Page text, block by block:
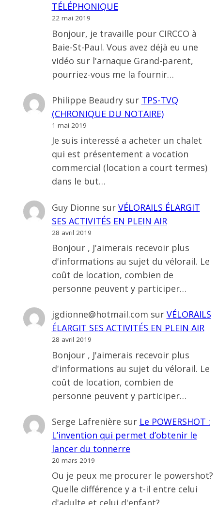
TÉLÉPHONIQUE
22 mai 2019
Bonjour, je travaille pour CIRCCO à
Baie-St-Paul. Vous avez déjà eu une
vidéo sur l'arnaque Grand-parent,
pourriez-vous me la fournir…
Philippe Beaudrysur TPS-TVQ
(CHRONIQUE DU NOTAIRE)
1 mai 2019
Je suis interessé a acheter un chalet
qui est présentement a vocation
commercial (location a court termes)
dans le but…
Guy Dionne sur VÉLORAILS ÉLARGIT
SES ACTIVITÉS EN PLEIN AIR
28 avril 2019
Bonjour , J'aimerais recevoir plus
d'informations au sujet du vélorail. Le
coût de location, combien de
personne peuvent y participer…
jgdionne@hotmail.com sur VÉLORAILS
ÉLARGIT SES ACTIVITÉS EN PLEIN AIR
28 avril 2019
Bonjour , J'aimerais recevoir plus
d'informations au sujet du vélorail. Le
coût de location, combien de
personne peuvent y participer…
Serge Lafrenière sur Le POWERSHOT :
L’invention qui permet d’obtenir le
lancer du tonnerre
20 mars 2019
Ou je peux me procurer le powershot?
Quelle différence y a t-il entre celui